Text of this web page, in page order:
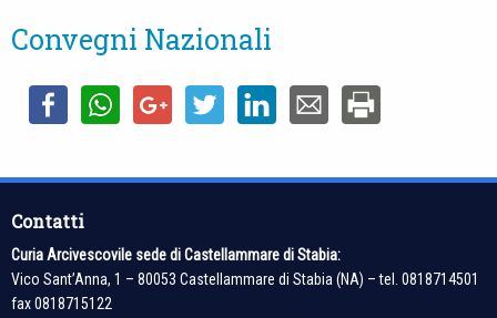
Convegni Nazionali
Contatti
Curia Arcivescovile sede di Castellammare di Stabia:
Vico Sant’Anna, 1 – 80053 Castellammare di Stabia (NA) – tel. 0818714501
fax 0818715122